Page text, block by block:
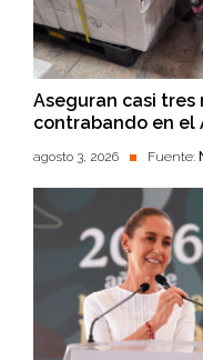
Aseguran casi
contrabando en el
agosto 3, 2026 Fuente: